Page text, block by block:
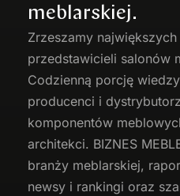
meblarskiej.
Zrzeszamy
przedstawicieli salonów
Codzienną porcję
producenci i
komponentów
architekci. BIZNES
branży meblarskiej,
newsy i rankingi oraz